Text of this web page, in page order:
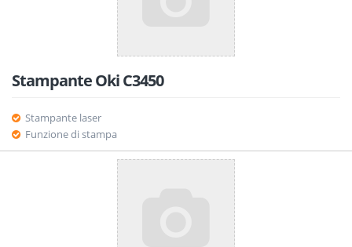
Stampante Oki C3450
Stampante laser
Funzione di stampa